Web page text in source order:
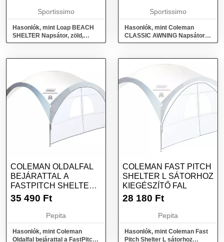
Sportissimo
Hasonlók, mint Loap BEACH
SHELTER Napsátor, zöld,
méret
Sportissimo
Hasonlók, mint Coleman
CLASSIC AWNING Napsátor,
szürke, méret
COLEMAN OLDALFAL
BEJÁRATTAL A
FASTPITCH SHELTER L
SÁTORHOZ
35 490 Ft
Pepita
Hasonlók, mint Coleman
Oldalfal bejárattal a FastPitch
COLEMAN FAST PITCH
SHELTER L SÁTORHOZ
KIEGÉSZÍTŐ FAL
28 180 Ft
Pepita
Hasonlók, mint Coleman Fast
Pitch Shelter L sátorhoz